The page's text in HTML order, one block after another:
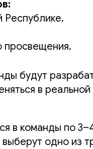
просвещения.
будут
в
в команды по
одно из